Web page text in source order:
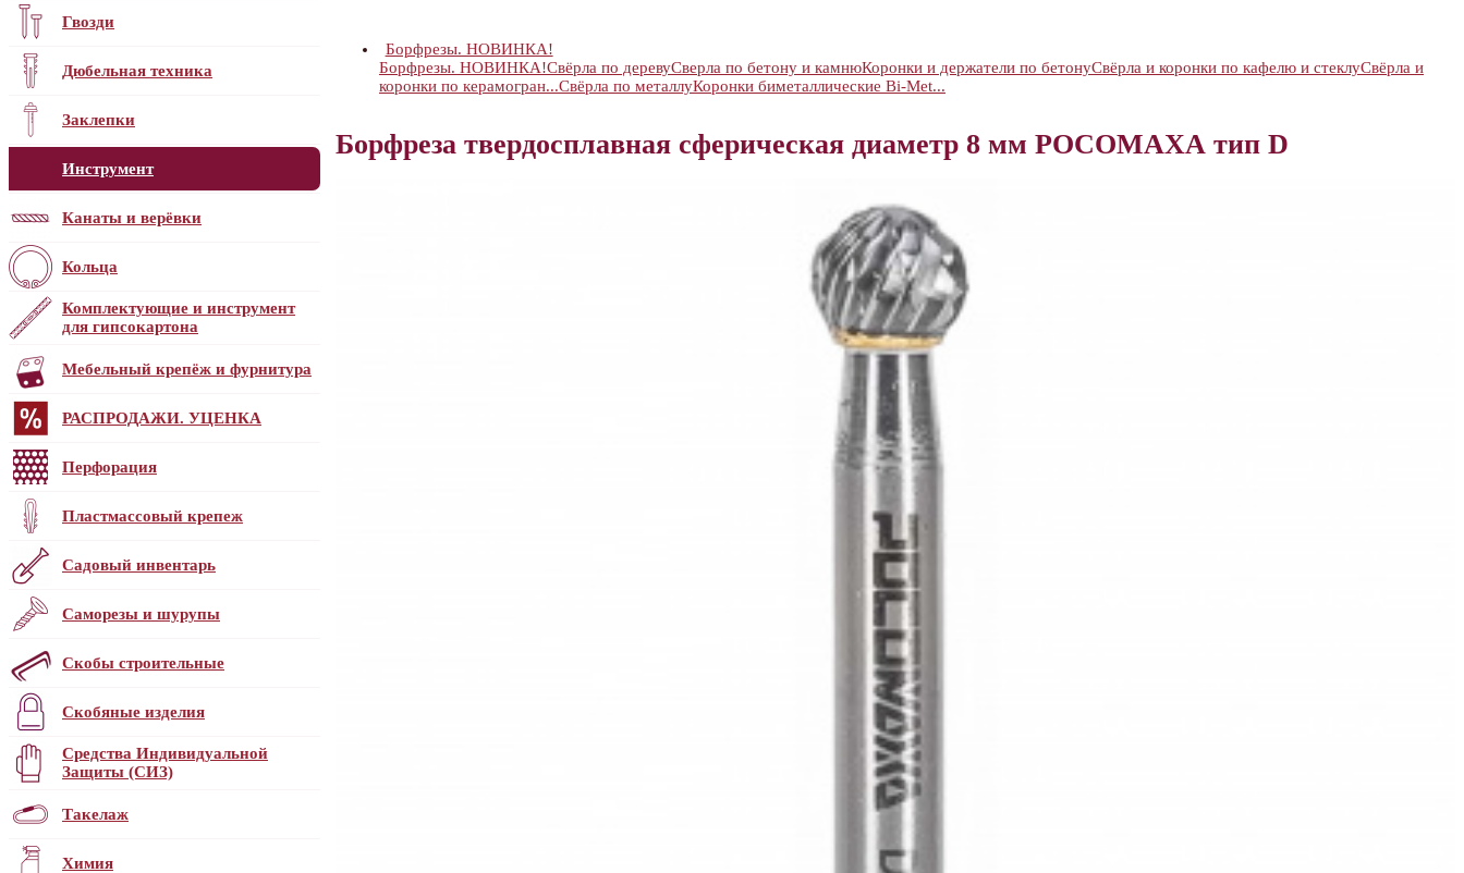
Гвозди
Дюбельная техника
Заклепки
Инструмент
Канаты и верёвки
Кольца
Комплектующие и инструмент
для гипсокартона
Мебельный крепёж и фурнитура
РАСПРОДАЖИ. УЦЕНКА
Перфорация
Пластмассовый крепеж
Садовый инвентарь
Саморезы и шурупы
Скобы строительные
Скобяные изделия
Средства Индивидуальной
Защиты (СИЗ)
Такелаж
Химия
Борфрезы. НОВИНКА!
Борфрезы. НОВИНКА!Свёрла по деревуСверла по бетону и камнюКоронки и держатели по бетонуСвёрла и коронки по кафелю и стеклуСвёрла и
коронки по керамогран...Свёрла по металлуКоронки биметаллические Bi-Met...
Борфреза твердосплавная сферическая диаметр 8 мм РОСОМАХА тип D